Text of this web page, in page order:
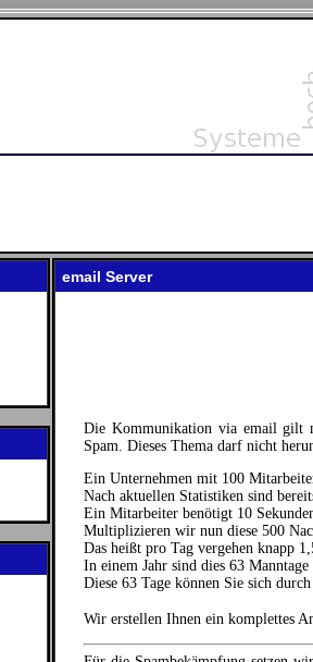
email Server
Die Kommunikation via email gilt
Spam. Dieses Thema darf nicht
Ein Unternehmen mit 100
Nach aktuellen Statistiken sind
Ein Mitarbeiter benötigt 10
Multiplizieren wir nun diese 500
Das heißt pro Tag vergehen knapp
In einem Jahr sind dies 63 Manntage
Diese 63 Tage können Sie sich
Wir erstellen Ihnen ein komplettes